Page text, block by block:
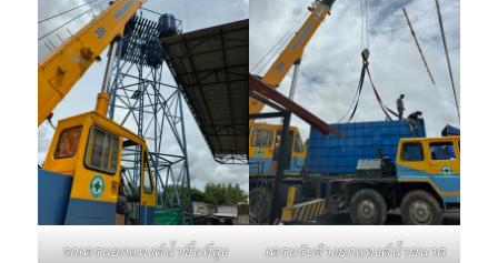
รถเครนยกแทงค์น้ำขึ้นที่สูง
เครนรับจ้างยกแทงค์น้ำขนาด